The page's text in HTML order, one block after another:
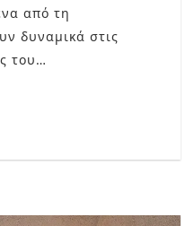
από τη
δυναμικά στις
του…